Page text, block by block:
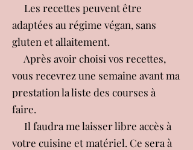
Les recettes peuvent être
adaptées au régime végan, sans
gluten et allaitement.
Après avoir choisi vos recettes,
vous recevrez une semaine avant ma
prestation la liste des courses à
faire.
Il faudra me laisser libre accès à
votre cuisine et matériel. Ce sera à